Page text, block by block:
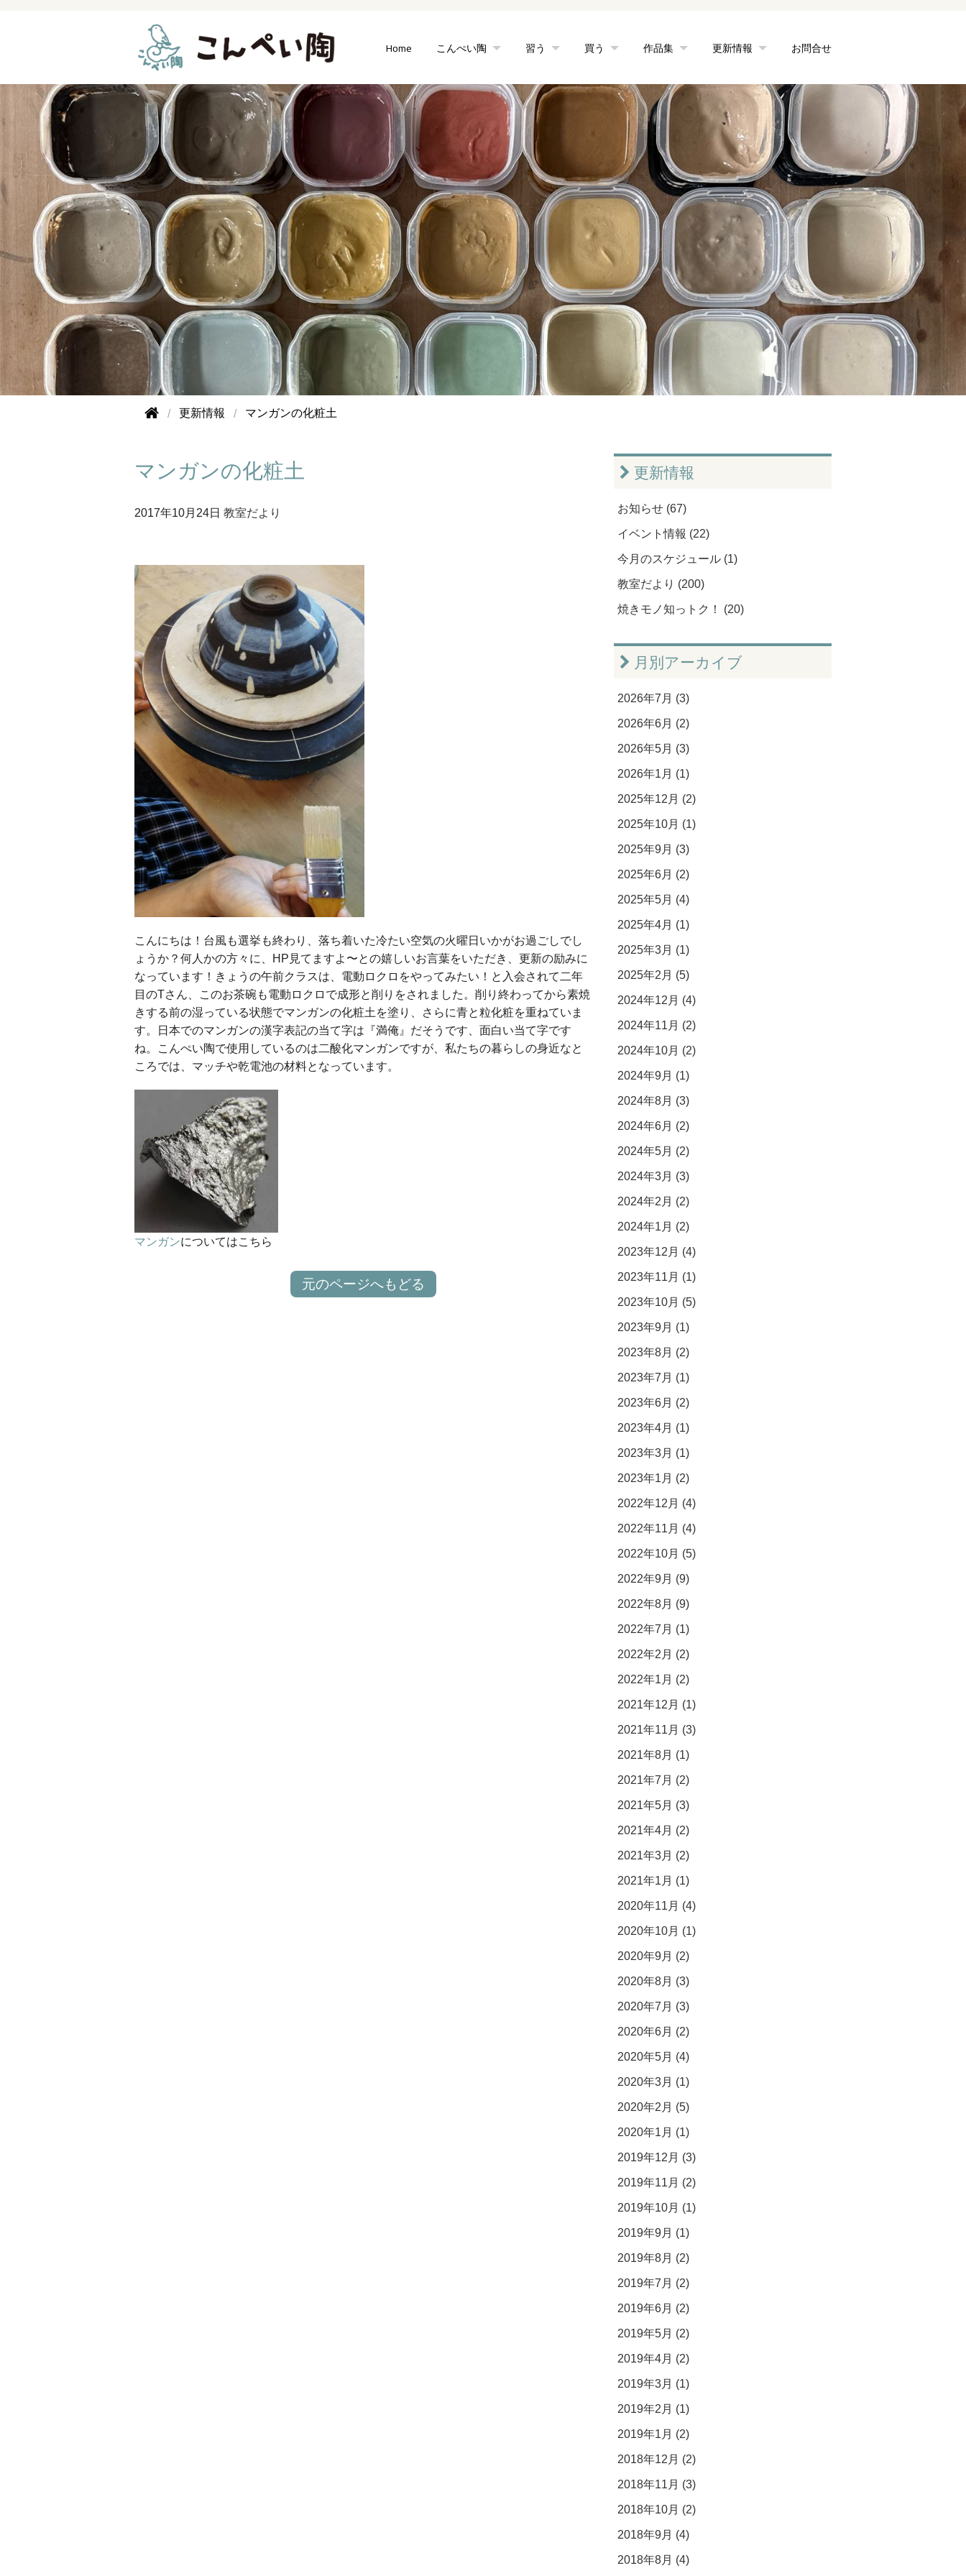
Home こんぺい陶 習う 買う 作品集 更新情報 お問合せ
更新情報 マンガンの化粧土
マンガンの化粧土
2017年10月24日 教室だより
こんにちは！台風も選挙も終わり、落ち着いた冷たい空気の火曜日いかがお過ごしでし
ょうか？何人かの方々に、HP見てますよ〜との嬉しいお言葉をいただき、更新の励みに
なっています！きょうの午前クラスは、電動ロクロをやってみたい！と入会されて二年
目のTさん、このお茶碗も電動ロクロで成形と削りをされました。削り終わってから素焼
きする前の湿っている状態でマンガンの化粧土を塗り、さらに青と粒化粧を重ねていま
す。日本でのマンガンの漢字表記の当て字は『満俺』だそうです、面白い当て字です
ね。こんぺい陶で使用しているのは二酸化マンガンですが、私たちの暮らしの身近なと
ころでは、マッチや乾電池の材料となっています。
マンガンについてはこちら
元のページへもどる
更新情報
お知らせ (67)
イベント情報 (22)
今月のスケジュール (1)
教室だより (200)
焼きモノ知っトク！ (20)
月別アーカイブ
2026年7月 (3)
2026年6月 (2)
2026年5月 (3)
2026年1月 (1)
2025年12月 (2)
2025年10月 (1)
2025年9月 (3)
2025年6月 (2)
2025年5月 (4)
2025年4月 (1)
2025年3月 (1)
2025年2月 (5)
2024年12月 (4)
2024年11月 (2)
2024年10月 (2)
2024年9月 (1)
2024年8月 (3)
2024年6月 (2)
2024年5月 (2)
2024年3月 (3)
2024年2月 (2)
2024年1月 (2)
2023年12月 (4)
2023年11月 (1)
2023年10月 (5)
2023年9月 (1)
2023年8月 (2)
2023年7月 (1)
2023年6月 (2)
2023年4月 (1)
2023年3月 (1)
2023年1月 (2)
2022年12月 (4)
2022年11月 (4)
2022年10月 (5)
2022年9月 (9)
2022年8月 (9)
2022年7月 (1)
2022年2月 (2)
2022年1月 (2)
2021年12月 (1)
2021年11月 (3)
2021年8月 (1)
2021年7月 (2)
2021年5月 (3)
2021年4月 (2)
2021年3月 (2)
2021年1月 (1)
2020年11月 (4)
2020年10月 (1)
2020年9月 (2)
2020年8月 (3)
2020年7月 (3)
2020年6月 (2)
2020年5月 (4)
2020年3月 (1)
2020年2月 (5)
2020年1月 (1)
2019年12月 (3)
2019年11月 (2)
2019年10月 (1)
2019年9月 (1)
2019年8月 (2)
2019年7月 (2)
2019年6月 (2)
2019年5月 (2)
2019年4月 (2)
2019年3月 (1)
2019年2月 (1)
2019年1月 (2)
2018年12月 (2)
2018年11月 (3)
2018年10月 (2)
2018年9月 (4)
2018年8月 (4)